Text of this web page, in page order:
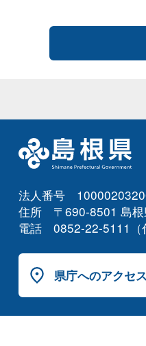
法人番号
住所 〒690-8501 島根
電話 0852-22-5111（
県庁へのアクセス